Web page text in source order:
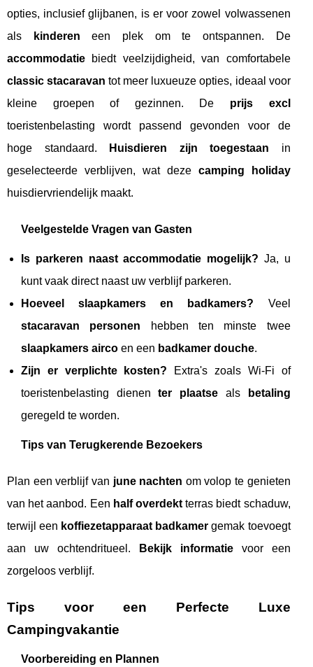
opties, inclusief glijbanen, is er voor zowel volwassenen
als
kinderen een plek om te ontspannen. De
accommodatie biedt veelzijdigheid, van comfortabele
classic stacaravan tot meer luxueuze opties, ideaal voor
kleine groepen of gezinnen. De prijs excl
toeristenbelasting wordt passend gevonden voor de
hoge standaard.
Huisdieren zijn toegestaan in
geselecteerde verblijven, wat deze camping holiday
huisdiervriendelijk maakt.
Veelgestelde Vragen van Gasten
Is parkeren naast accommodatie mogelijk? Ja, u
kunt vaak direct naast uw verblijf parkeren.
Hoeveel slaapkamers en badkamers? Veel
stacaravan personen hebben ten minste twee
slaapkamers airco en een badkamer douche.
Zijn er verplichte kosten? Extra's zoals Wi-Fi of
toeristenbelasting dienenter plaatse als
betaling
geregeld te worden.
Tips van Terugkerende Bezoekers
Plan een verblijf van june nachten om volop te genieten
van het aanbod. Een half overdekt terras biedt schaduw,
terwijl een koffiezetapparaat badkamer gemak toevoegt
aan uw ochtendritueel.
Bekijk informatievoor een
zorgeloos verblijf.
Tips voor een Perfecte Luxe
Campingvakantie
Voorbereiding en Plannen